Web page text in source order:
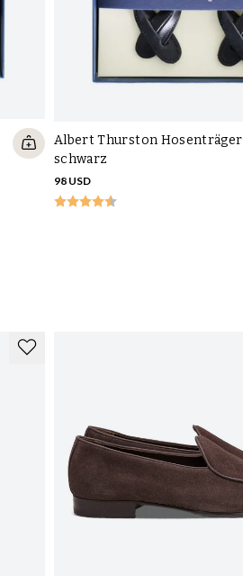
Albert Thurston Hosenträger
schwarz
98 USD